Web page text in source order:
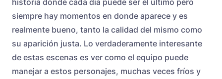
siempre hay momentos en donde aparece y es
realmente bueno, tanto la calidad del mismo como
su aparición justa. Lo verdaderamente interesante
de estas escenas es ver como el equipo puede
manejar a estos personajes, muchas veces fríos y